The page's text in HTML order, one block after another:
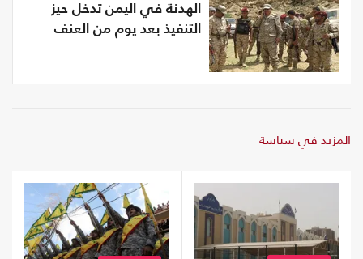
الهدنة في اليمن تدخل حيز
التنفيذ بعد يوم من العنف
المزيد في سياسة